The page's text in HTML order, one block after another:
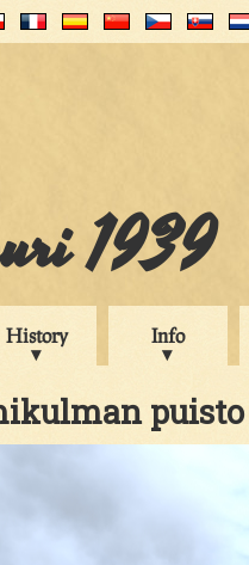
1939
History Info
puisto